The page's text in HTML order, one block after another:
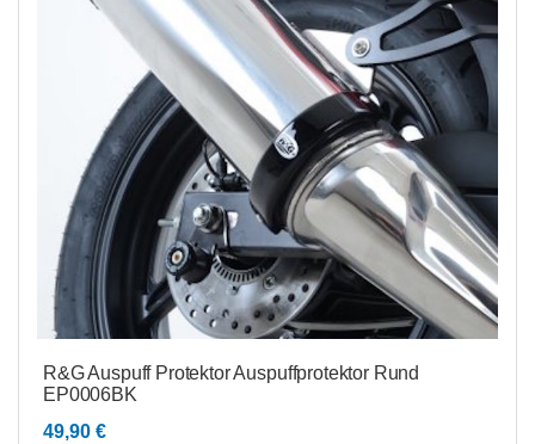
R&G Auspuff Protektor Auspuffprotektor Rund
EP0006BK
49,90 €